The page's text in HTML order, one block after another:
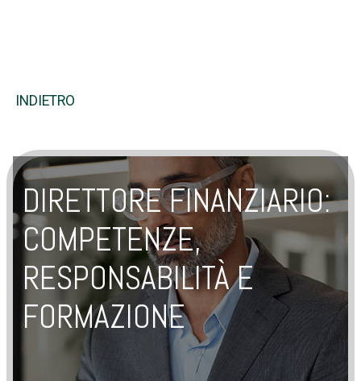
INDIETRO
DIRETTORE FINANZIARIO:
COMPETENZE,
RESPONSABILITÀ E
FORMAZIONE